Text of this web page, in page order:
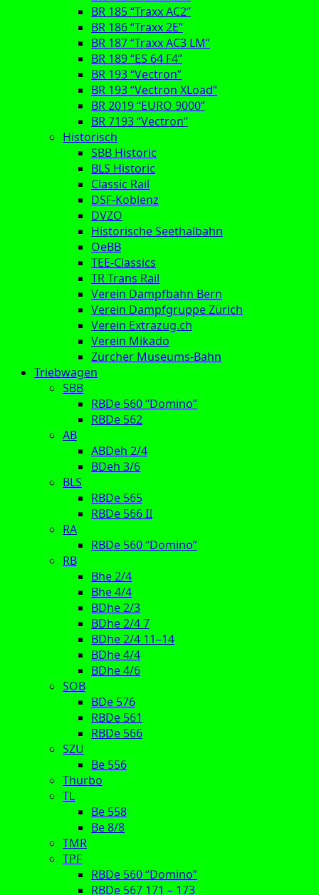
BR 185 “Traxx AC2”
BR 186 “Traxx 2E”
BR 187 “Traxx AC3 LM”
BR 189 “ES 64 F4”
BR 193 “Vectron”
BR 193 “Vectron XLoad”
BR 2019 “EURO 9000”
BR 7193 “Vectron”
Historisch
SBB Historic
BLS Historic
Classic Rail
DSF-Koblenz
DVZO
Historische Seethalbahn
OeBB
TEE-Classics
TR Trans Rail
Verein Dampfbahn Bern
Verein Dampfgruppe Zürich
Verein Extrazug.ch
Verein Mikado
Zürcher Museums-Bahn
Triebwagen
SBB
RBDe 560 “Domino”
RBDe 562
AB
ABDeh 2/4
BDeh 3/6
BLS
RBDe 565
RBDe 566 II
RA
RBDe 560 “Domino”
RB
Bhe 2/4
Bhe 4/4
BDhe 2/3
BDhe 2/4 7
BDhe 2/4 11–14
BDhe 4/4
BDhe 4/6
SOB
BDe 576
RBDe 561
RBDe 566
SZU
Be 556
Thurbo
TL
Be 558
Be 8/8
TMR
TPF
RBDe 560 “Domino”
RBDe 567 171 – 173